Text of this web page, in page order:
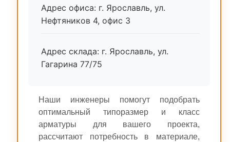
Адрес офиса: г. Ярославль, ул.
Нефтяников 4, офис 3
Адрес склада: г. Ярославль, ул.
Гагарина 77/75
Наши инженеры помогут подобрать
оптимальный типоразмер и класс
арматуры для вашего проекта,
рассчитают потребность в материале,